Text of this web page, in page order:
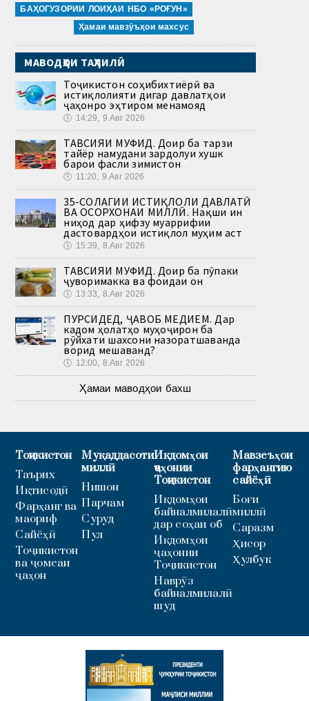
БАҲОГУЗОРИИ ЛОИҲАИ НБО «РОҒУН»
Ҳамаи мавзӯъҳои махсус
МАВОДҲОИ ТАҲЛИЛӢ
Тоҷикистон соҳибихтиёрӣ ва
истиқлолияти дигар давлатҳои
ҷаҳонро эҳтиром менамояд
🕔 14:29, 9.Авг 2026
ТАВСИЯИ МУФИД. Доир ба тарзи
тайёр намудани зардолуи хушк
барои фасли зимистон
🕔 11:20, 9.Авг 2026
35-СОЛАГИИ ИСТИҚЛОЛИ ДАВЛАТӢ
ВА ОСОРХОНАИ МИЛЛӢ. Нақши ин
ниҳод дар ҳифзу муаррифии
дастовардҳои истиқлол муҳим аст
🕔 15:39, 8.Авг 2026
ТАВСИЯИ МУФИД. Доир ба пӯпаки
ҷуворимакка ва фоидаи он
🕔 13:33, 8.Авг 2026
ПУРСИДЕД, ҶАВОБ МЕДИҲЕМ. Дар
кадом ҳолатҳо муҳоҷирон ба
рӯйхати шахсони назоратшаванда
ворид мешаванд?
🕔 12:00, 8.Авг 2026
Ҳамаи маводҳои бахш
Тоҷикистон
Таърих
Иқтисодӣ
Фарҳанг ва
маориф
Сайёҳӣ
Тоҷикистон
ва ҷомеаи
ҷаҳон
Муқаддасоти
миллӣ
Нишон
Парчам
Суруд
Пул
Иқдомҳои
ҷаҳонии
Тоҷикистон
Иқдомҳои
байналмилалӣ
дар соҳаи об
Иқдомҳои
ҷаҳонии
Тоҷикистон
Наврӯз
байналмилалӣ
шуд
Мавзеъҳои
фарҳангию
сайёҳӣ
Боғи
миллӣ
Саразм
Ҳисор
Ҳулбук